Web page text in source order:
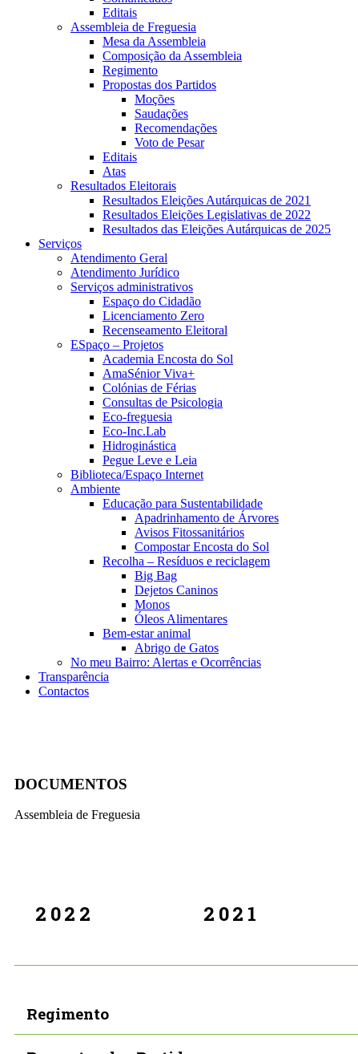
Editais
Assembleia de Freguesia
Mesa da Assembleia
Composição da Assembleia
Regimento
Propostas dos Partidos
Moções
Saudações
Recomendações
Voto de Pesar
Editais
Atas
Resultados Eleitorais
Resultados Eleições Autárquicas de 2021
Resultados Eleições Legislativas de 2022
Resultados das Eleições Autárquicas de 2025
Serviços
Atendimento Geral
Atendimento Jurídico
Serviços administrativos
Espaço do Cidadão
Licenciamento Zero
Recenseamento Eleitoral
ESpaço – Projetos
Academia Encosta do Sol
AmaSénior Viva+
Colónias de Férias
Consultas de Psicologia
Eco-freguesia
Eco-Inc.Lab
Hidroginástica
Pegue Leve e Leia
Biblioteca/Espaço Internet
Ambiente
Educação para Sustentabilidade
Apadrinhamento de Árvores
Avisos Fitossanitários
Compostar Encosta do Sol
Recolha – Resíduos e reciclagem
Big Bag
Dejetos Caninos
Monos
Óleos Alimentares
Bem-estar animal
Abrigo de Gatos
No meu Bairro: Alertas e Ocorrências
Transparência
Contactos
DOCUMENTOS
Assembleia de Freguesia
2022 2021
Regimento